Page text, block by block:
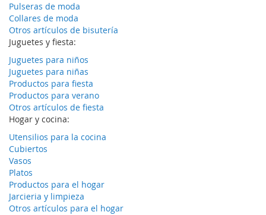
Pulseras de moda
Collares de moda
Otros artículos de bisutería
Juguetes y fiesta:
Juguetes para niños
Juguetes para niñas
Productos para fiesta
Productos para verano
Otros artículos de fiesta
Hogar y cocina:
Utensilios para la cocina
Cubiertos
Vasos
Platos
Productos para el hogar
Jarcieria y limpieza
Otros artículos para el hogar